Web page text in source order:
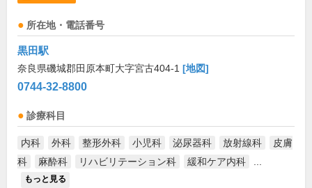
所在地・電話番号
黒田駅
奈良県磯城郡田原本町大字宮古404-1 [地図]
0744-32-8800
診療科目
内科 外科 整形外科 小児科 泌尿器科 放射線科
皮膚
科
麻酔科 リハビリテーション科 緩和ケア内科
もっと見る